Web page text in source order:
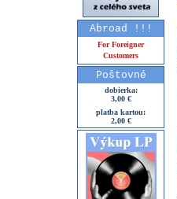
Abroad !!!
For Foreigner
Customers
Poštovné
dobierka:
3,00 €
platba kartou:
2,00 €